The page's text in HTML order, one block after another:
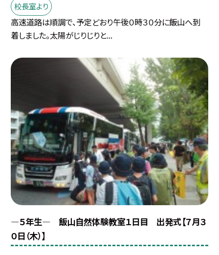
校長室より
高速道路は順調で、予定どおり午後０時３０分に飯山へ到
着しました。太陽がじりじりと...
―５年生― 飯山自然体験教室１日目 出発式【７月３
０日（木）】